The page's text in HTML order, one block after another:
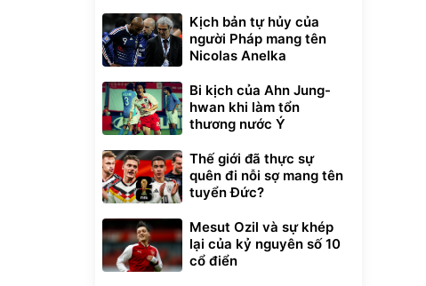
Kịch bản tự hủy của
người Pháp mang tên
Nicolas Anelka
Bi kịch của Ahn Jung-
hwan khi làm tổn
thương nước Ý
Thế giới đã thực sự
quên đi nỗi sợ mang tên
tuyển Đức?
Mesut Ozil và sự khép
lại của kỷ nguyên số 10
cổ điển